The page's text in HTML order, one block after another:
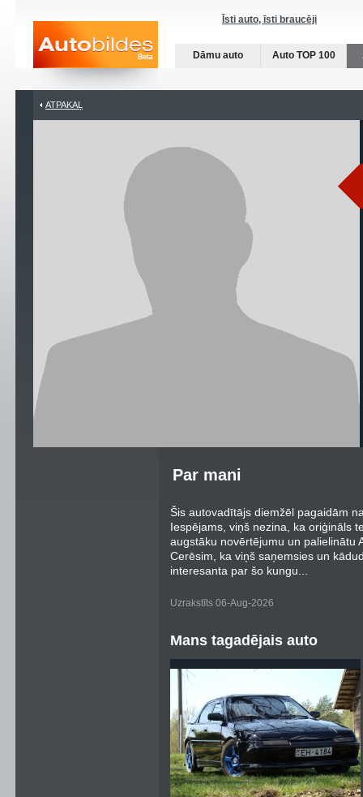
Īsti auto, īsti braucēji
Dāmu auto Auto TOP 100
ATPAKAĻ
Par mani
Šis autovadītājs diemžēl pagaidām
Iespējams, viņš nezina, ka oriģināls
augstāku novērtējumu un palielinātu
Cerēsim, ka viņš saņemsies un
interesanta par šo kungu...
Uzrakstīts 06-Aug-2026
Mans tagadējais auto